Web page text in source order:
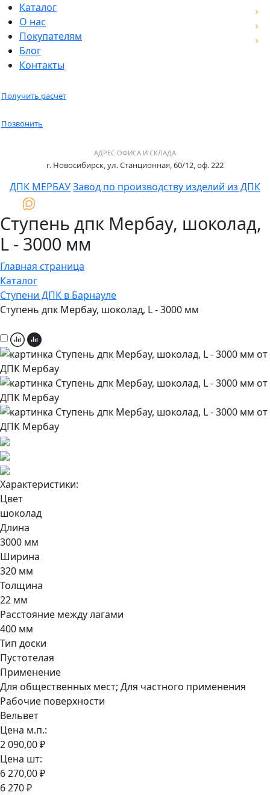
Каталог
О нас
Покупателям
Блог
Контакты
Получить расчет
Позвонить
АДРЕС ОФИСА И СКЛАДА
г. Новосибирск, ул. Станционная, 60/12, оф. 222
ДПК МЕРБАУЗавод по производству изделий из ДПК
Ступень дпк Мербау, шоколад,
L - 3000 мм
Главная страница
Каталог
Ступени ДПК в Барнауле
Ступень дпк Мербау, шоколад, L - 3000 мм
Характеристики:
Цвет
шоколад
Длина
3000 мм
Ширина
320 мм
Толщина
22 мм
Расстояние между лагами
400 мм
Тип доски
Пустотелая
Применение
Для общественных мест; Для частного применения
Рабочие поверхности
Вельвет
Цена м.п.:
2 090,00 ₽
Цена шт:
6 270,00 ₽
6 270 ₽